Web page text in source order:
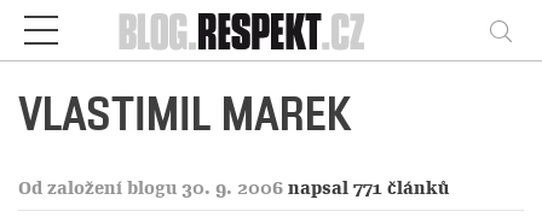
Respekt
VLASTIMIL MAREK
Od založení blogu 30. 9. 2006 napsal 771 článků